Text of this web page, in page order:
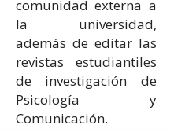
comunidad externa a
la universidad,
además de editar las
revistas estudiantiles
de investigación de
Psicología y
Comunicación.